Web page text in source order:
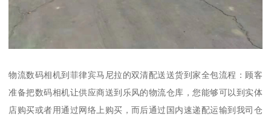
物流数码相机到菲律宾马尼拉的双清配送送货到家全包流程：顾客
准备把数码相机让供应商送到乐风的物流仓库，您能够可以到实体
店购买或者用通过网络上购买，而后通过国内速递配运输到我司仓